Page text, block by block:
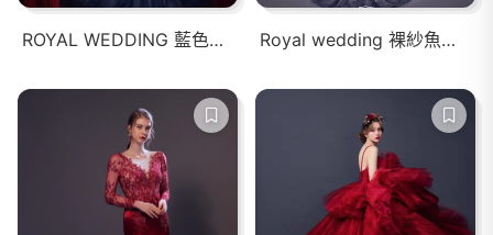
ROYAL WEDDING 藍色系蕾絲包肩婚紗禮服 Royal wedding 裸紗魚尾蕾絲刺繡婚紗禮服